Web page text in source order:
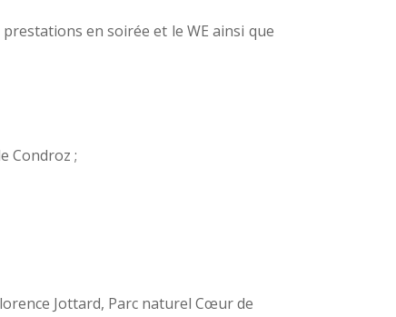
en soirée et le WE ainsi que
Condroz ;
Jottard, Parc naturel Cœur de